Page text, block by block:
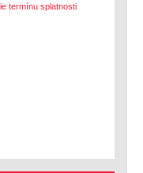
termínu splatnosti